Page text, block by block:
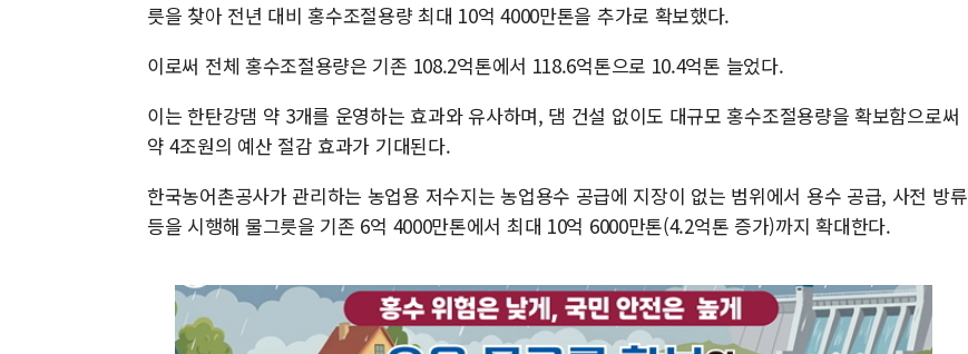
릇을 찾아 전년 대비 홍수조절용량 최대 10억 4000만톤을 추가로 확보했다.
이로써 전체 홍수조절용량은 기존 108.2억톤에서 118.6억톤으로 10.4억톤 늘었다.
이는 한탄강댐 약 3개를 운영하는 효과와 유사하며, 댐 건설 없이도 대규모 홍수조절용량을 확보함으로써
약 4조원의 예산 절감 효과가 기대된다.
한국농어촌공사가 관리하는 농업용 저수지는 농업용수 공급에 지장이 없는 범위에서 용수 공급, 사전 방류
등을 시행해 물그릇을 기존 6억 4000만톤에서 최대 10억 6000만톤(4.2억톤 증가)까지 확대한다.